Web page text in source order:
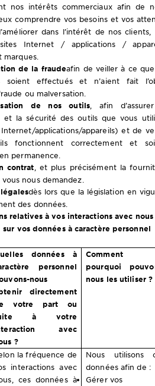
nos intérêts commerciaux afin de
comprendre vos besoins et vos
dans l’intérêt de nos clients,
Internet / applications /
marques.
de la fraudeafin de veiller à ce
soient effectués et n’aient fait
ou malversation.
de nos outils, afin
et la sécurité des outils que vous
applications/appareils) et de
fonctionnent correctement et
permanence.
contrat , et plus précisément la
nous demandez.
dès lors que la législation en
des données.
relatives à vos interactions avec
sur vos données à caractère personnel
données à
personnel
nous
directement
votre part ou
à votre
avec
?
Comment
pourquoi
nous les utiliser ?
la fréquence de
interactions avec
ces données à
Nous utilisons
données afin de :
Gérer vos